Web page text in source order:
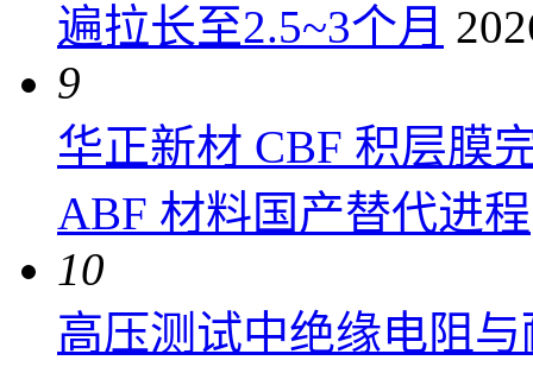
遍拉长至2.5~3个月
9
华正新材 CBF 积层膜
ABF 材料国产替代进程
10
高压测试中绝缘电阻